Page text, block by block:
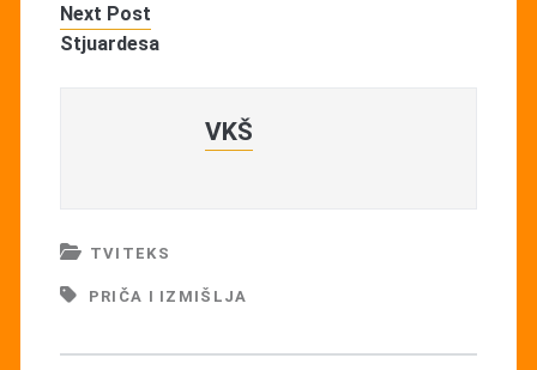
Next Post
Stjuardesa
VKŠ
TVITEKS
PRIČA I IZMIŠLJA